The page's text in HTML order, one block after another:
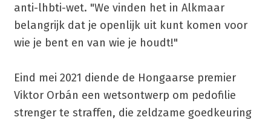
anti-lhbti-wet. "We vinden het in Alkmaar
belangrijk dat je openlijk uit kunt komen voor
wie je bent en van wie je houdt!"
Eind mei 2021 diende de Hongaarse premier
Viktor Orbán een wetsontwerp om pedofilie
strenger te straffen, die zeldzame goedkeuring